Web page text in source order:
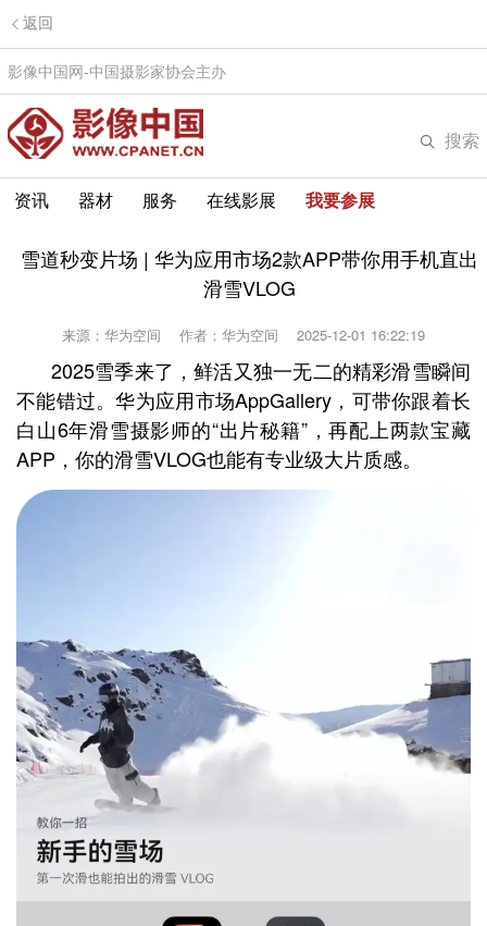
返回
影像中国网-中国摄影家协会主办
搜索
资讯 器材 服务 在线影展 我要参展
雪道秒变片场 | 华为应用市场2款APP带你用手机直出
滑雪VLOG
来源：华为空间 作者：华为空间 2025-12-01 16:22:19
2025雪季来了，鲜活又独一无二的精彩滑雪瞬间
不能错过。华为应用市场AppGallery，可带你跟着长
白山6年滑雪摄影师的“出片秘籍”，再配上两款宝藏
APP，你的滑雪VLOG也能有专业级大片质感。